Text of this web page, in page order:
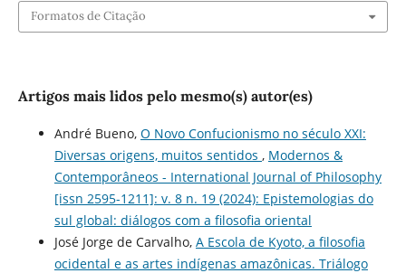
Formatos de Citação
Artigos mais lidos pelo mesmo(s) autor(es)
André Bueno, O Novo Confucionismo no século XXI:
Diversas origens, muitos sentidos , Modernos &
Contemporâneos - International Journal of Philosophy
[issn 2595-1211]: v. 8 n. 19 (2024): Epistemologias do
sul global: diálogos com a filosofia oriental
José Jorge de Carvalho, A Escola de Kyoto, a filosofia
ocidental e as artes indígenas amazônicas. Triálogo